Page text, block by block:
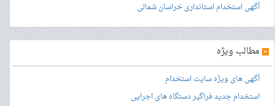
آگهی استخدام استانداری خراسان شمالی
» مطالب ویژه
آگهی های ویژه سایت استخدام
استخدام جدید فراگیر دستگاه های اجرایی